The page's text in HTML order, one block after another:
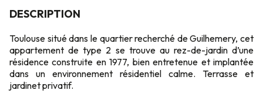
DESCRIPTION
Toulouse situé dans le quartier recherché de Guilhemery, cet
appartement de type 2 se trouve au rez-de-jardin d’une
résidence construite en 1977, bien entretenue et implantée
dans un environnement résidentiel calme. Terrasse et
jardinet privatif.